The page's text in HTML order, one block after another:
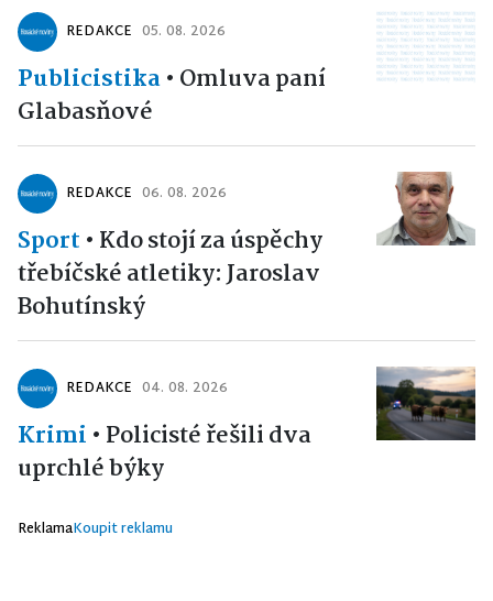
REDAKCE 05. 08. 2026
Publicistika• Omluva paní
Glabasňové
REDAKCE 06. 08. 2026
Sport • Kdo stojí za úspěchy
třebíčské atletiky: Jaroslav
Bohutínský
REDAKCE 04. 08. 2026
Krimi • Policisté řešili dva
uprchlé býky
ReklamaKoupit reklamu